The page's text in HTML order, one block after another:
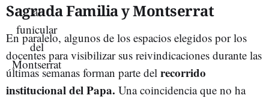
Sagrada Familia y Montserrat
En paralelo, algunos de los espacios elegidos por los
docentes para visibilizar sus reivindicaciones durante las
últimas semanas forman parte del recorrido
institucional del Papa. Una coincidencia que no ha